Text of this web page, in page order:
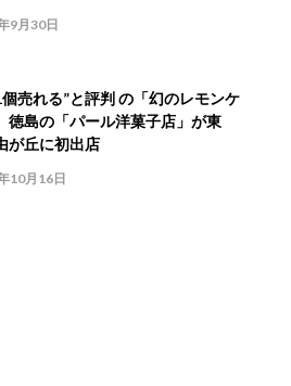
9月30日
売れる”と評判 の「幻のレモンケ
島の「パール洋菓子店」が東
が丘に初出店
10月16日